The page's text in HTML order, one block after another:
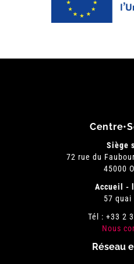
Siège
72 rue du
45000
Accueil -
57 quai
Tél : +33 2
Nous
Réseau